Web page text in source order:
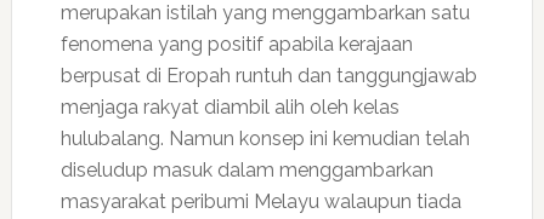
merupakan istilah yang menggambarkan satu
fenomena yang positif apabila kerajaan
berpusat di Eropah runtuh dan tanggungjawab
menjaga rakyat diambil alih oleh kelas
hulubalang. Namun konsep ini kemudian telah
diseludup masuk dalam menggambarkan
masyarakat peribumi Melayu walaupun tiada